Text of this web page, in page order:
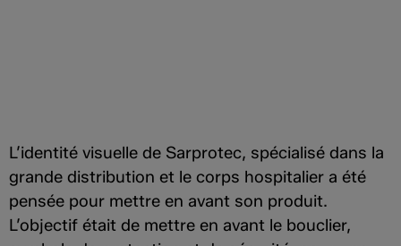
L’identité visuelle de Sarprotec, spécialisé dans la
grande distribution et le corps hospitalier a été
pensée pour mettre en avant son produit.
L’objectif était de mettre en avant le bouclier,